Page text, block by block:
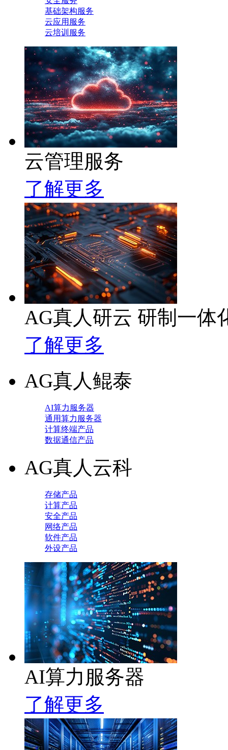
基础架构服务
云应用服务
云培训服务
云管理服务
了解更多
AG真人研云 研制一体
了解更多
AG真人鲲泰
AI算力服务器
通用算力服务器
计算终端产品
数据通信产品
AG真人云科
存储产品
计算产品
安全产品
网络产品
软件产品
外设产品
AI算力服务器
了解更多